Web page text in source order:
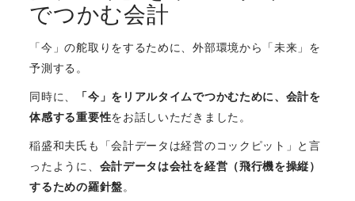
でつかむ会計
「今」の舵取りをするために、外部環境から「未来」を
予測する。
同時に、
「今」をリアルタイムでつかむために、会計を
体感する重要性をお話しいただきました。
稲盛和夫氏も「会計データは経営のコックピット」と言
ったように、 会計データは会社を経営（飛行機を操縦）
するための羅針盤。